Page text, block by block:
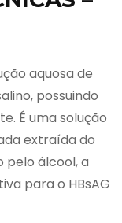
aquosa de
possuindo
É uma solução
extraída do
álcool, a
para o HBsAG